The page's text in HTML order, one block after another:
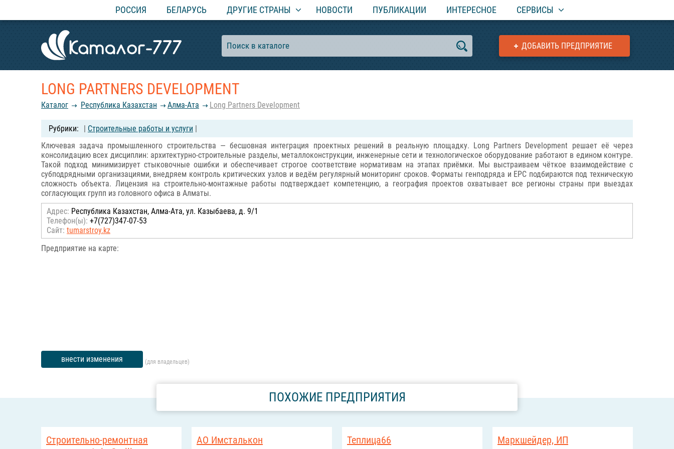
РОССИЯ БЕЛАРУСЬ ДРУГИЕ СТРАНЫ НОВОСТИ ПУБЛИКАЦИИ ИНТЕРЕСНОЕ СЕРВИСЫ
ДОБАВИТЬ ПРЕДПРИЯТИЕ
LONG PARTNERS DEVELOPMENT
Каталог Республика Казахстан Алма-Ата Long Partners Development
| Строительные работы и услуги |
Ключевая задача промышленного строительства — бесшовная интеграция проектных решений в реальную площадку. Long Partners Development решает её через
консолидацию всех дисциплин: архитектурно-строительные разделы, металлоконструкции, инженерные сети и технологическое оборудование работают в едином контуре.
Такой подход минимизирует стыковочные ошибки и обеспечивает строгое соответствие нормативам на этапах приёмки. Мы выстраиваем чёткое взаимодействие с
субподрядными организациями, внедряем контроль критических узлов и ведём регулярный мониторинг сроков. Форматы генподряда и EPC подбираются под техническую
сложность объекта. Лицензия на строительно-монтажные работы подтверждает компетенцию, а география проектов охватывает все регионы страны при выездах
согласующих групп из головного офиса в Алматы.
Адрес: Республика Казахстан, Алма-Ата, ул. Казыбаева, д. 9/1
Телефон(ы): +7(727)347-07-53
Сайт: tumarstroy.kz
Предприятие на карте:
внести изменения (для владельцев)
ПОХОЖИЕ ПРЕДПРИЯТИЯ
Строительно-ремонтная
АО Имсталькон Теплица66 Маркшейдер, ИП